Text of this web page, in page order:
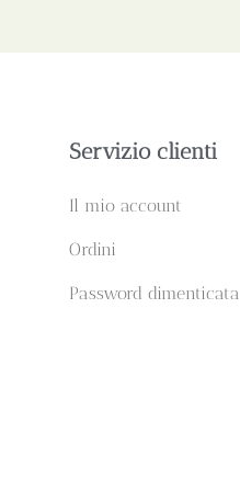
Servizio clienti
Il mio account
Ordini
Password dimenticata